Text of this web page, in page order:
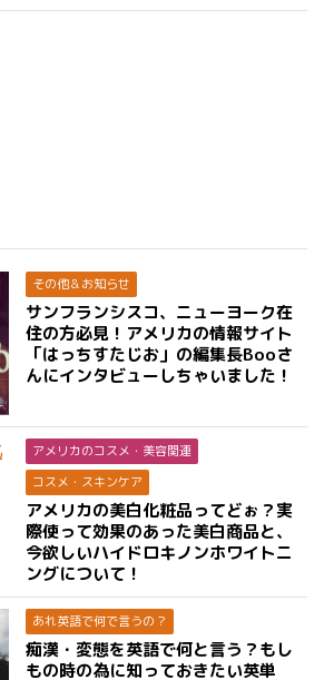
その他＆お知らせ
サンフランシスコ、ニューヨーク在
住の方必見！アメリカの情報サイト
「はっちすたじお」の編集長Booさ
んにインタビューしちゃいました！
アメリカのコスメ・美容関連
コスメ・スキンケア
アメリカの美白化粧品ってどぉ？実
際使って効果のあった美白商品と、
今欲しいハイドロキノンホワイトニ
ングについて！
あれ英語で何で言うの？
痴漢・変態を英語で何と言う？もし
もの時の為に知っておきたい英単